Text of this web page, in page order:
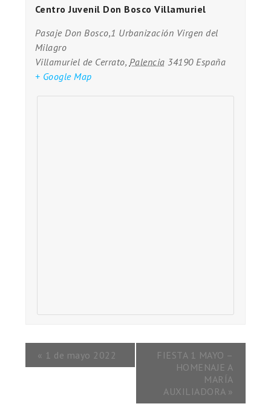
Centro Juvenil Don Bosco Villamuriel
Pasaje Don Bosco,1 Urbanización Virgen del
Milagro
Villamuriel de Cerrato, Palencia 34190 España
+ Google Map
« 1 de mayo 2022
FIESTA 1 MAYO –
HOMENAJE A
MARÍA
AUXILIADORA »